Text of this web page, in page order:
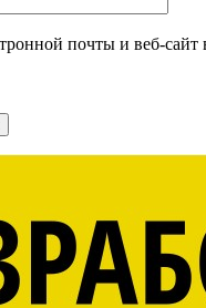
почты и веб-